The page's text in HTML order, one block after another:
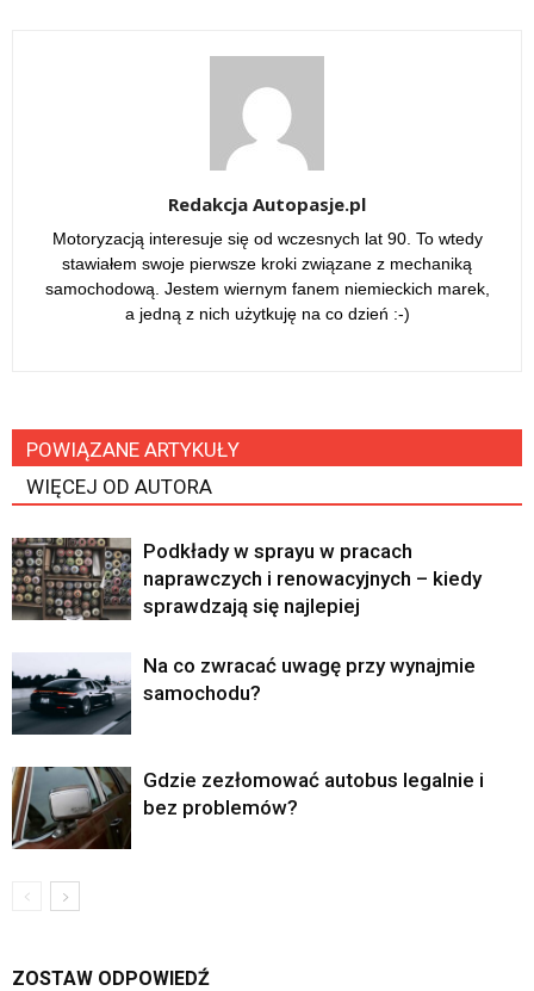
Redakcja Autopasje.pl
Motoryzacją interesuje się od wczesnych lat 90. To wtedy
stawiałem swoje pierwsze kroki związane z mechaniką
samochodową. Jestem wiernym fanem niemieckich marek,
a jedną z nich użytkuję na co dzień :-)
POWIĄZANE ARTYKUŁY
WIĘCEJ OD AUTORA
Podkłady w sprayu w pracach
naprawczych i renowacyjnych – kiedy
sprawdzają się najlepiej
Na co zwracać uwagę przy wynajmie
samochodu?
Gdzie zezłomować autobus legalnie i
bez problemów?
ZOSTAW ODPOWIEDŹ